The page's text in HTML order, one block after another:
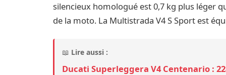
silencieux homologué est 0,7 kg plus léger
de la moto. La Multistrada V4 S Sport est
📖 Lire aussi :
Ducati Superleggera V4 Centenario :